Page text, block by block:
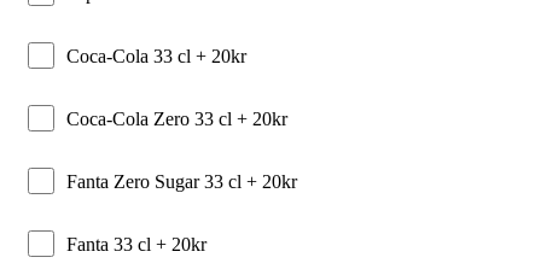
Coca-Cola 33 cl + 20kr
Coca-Cola Zero 33 cl + 20kr
Fanta Zero Sugar 33 cl + 20kr
Fanta 33 cl + 20kr